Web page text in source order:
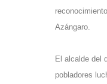
Azángaro.
El alcalde del
pobladores